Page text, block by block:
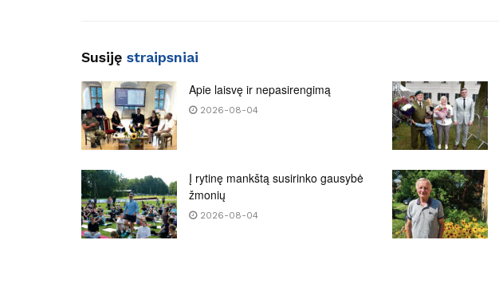
Susiję straipsniai
Apie laisvę ir nepasirengimą
2026-08-04
Į rytinę mankštą susirinko gausybė
žmonių
2026-08-04